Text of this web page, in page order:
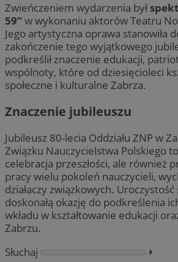
Zwieńczeniem wydarzenia był
59” w wykonaniu aktorów Teatru
Jego artystyczna oprawa stanowiła
zakończenie tego wyjątkowego
podkreślił znaczenie edukacji,
wspólnoty, które od dziesięcioleci
społeczne i kulturalne Zabrza.
Znaczenie jubileuszu
Jubileusz 80-lecia Oddziału ZNP w
Związku Nauczycielstwa Polskiego
celebracja przeszłości, ale również
pracy wielu pokoleń nauczycieli,
działaczy związkowych. Uroczystość
doskonałą okazję do podkreślenia
wkładu w kształtowanie edukacji
Zabrzu.
Słuchaj
⏵︎